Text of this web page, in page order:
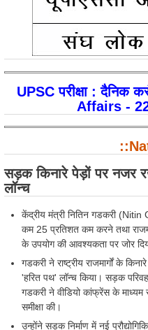
UPSC परीक्षा ​:
Affairs -
सड़क किनारे पेड़ों पर नजर
लॉन्च
केंद्रीय मंत्री नितिन गडकरी
कम 25 प्रतिशत कम करने तथा
के उपयोग की आवश्यकता पर जोर
गडकरी ने राष्ट्रीय राजमार्गों के
'हरित पथ' लॉन्च किया। सड़क
गडकरी ने वीडियो कांफ्रेंस के माध्यम से
समीक्षा की।
उन्होंने सड़क निर्माण में नई